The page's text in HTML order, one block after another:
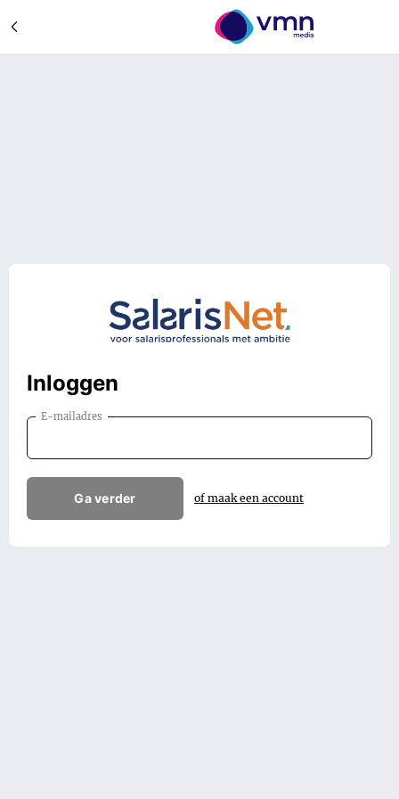
Inloggen
E-mailadres
Ga verder of maak een account